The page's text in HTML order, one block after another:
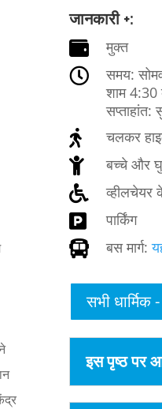
जानकारी +:
 मुक्त

समय:
शाम
 चलकर
 बच्चे और
 व्हीलचेयर
 पार्किंग
 बस मार्ग:
सभी
इस पृष्ठ पर